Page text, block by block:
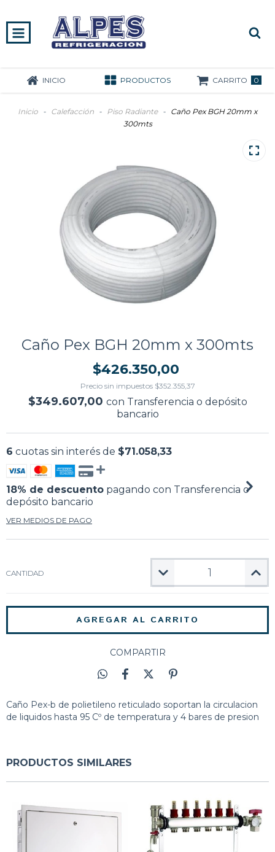
INICIO PRODUCTOS CARRITO 0
Inicio - Calefacción - Piso Radiante - Caño Pex BGH 20mm x
300mts
Caño Pex BGH 20mm x 300mts
$426.350,00
Precio sin impuestos $352.355,37
$349.607,00 con Transferencia o depósito
bancario
6 cuotas sin interés de $71.058,33
18% de descuento pagando con Transferencia o
depósito bancario
VER MEDIOS DE PAGO
CANTIDAD
COMPARTIR
Caño Pex-b de polietileno reticulado soportan la circulacion
de liquidos hasta 95 Cº de temperatura y 4 bares de presion
PRODUCTOS SIMILARES